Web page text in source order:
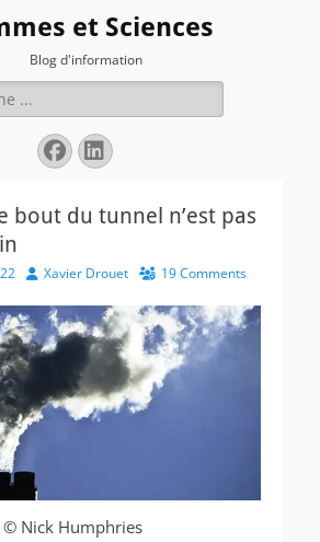
et Sciences
Blog d'information
Facebook
LinkedIn
bout du tunnel n’est pas
AuthorXavier Drouet 19 Comments
© Nick Humphries